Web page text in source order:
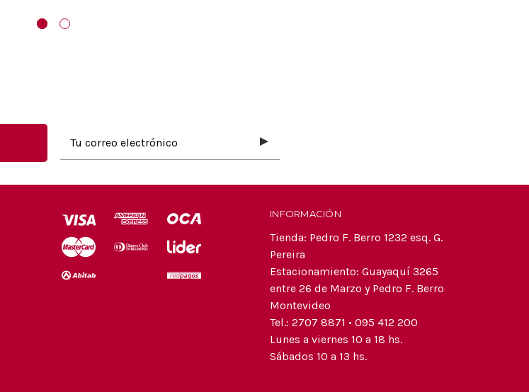
electrónico
INFORMACIÓN
Tienda: Pedro F. Berro 1232 esq. G.
Pereira
Estacionamiento: Guayaquí 3265
entre 26 de Marzo y Pedro F. Berro
Montevideo
Tel.: 2707 8871 • 095 412 200
Lunes a viernes 10 a 18 hs.
Sábados 10 a 13 hs.